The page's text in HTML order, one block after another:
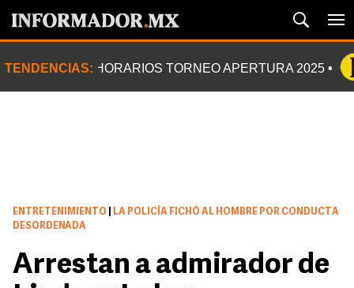
TENDENCIAS: HORARIOS TORNEO APERTURA 2025
ENTRETENIMIENTO
LA POLICÍA FICHÓ AL HOMBRE POR CONDUCTA
DESORDENADA
Arrestan a admirador de